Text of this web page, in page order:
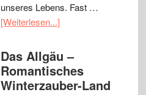
unseres Lebens. Fast …
[Weiterlesen...]
Das Allgäu –
Romantisches
Winterzauber-Land